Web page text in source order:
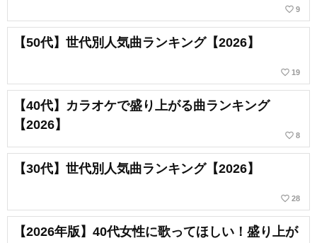
favorite_border 9
【50代】世代別人気曲ランキング【2026】
favorite_border 19
【40代】カラオケで盛り上がる曲ランキング
【2026】
favorite_border 8
【30代】世代別人気曲ランキング【2026】
favorite_border 28
【2026年版】40代女性に歌ってほしい！盛り上が